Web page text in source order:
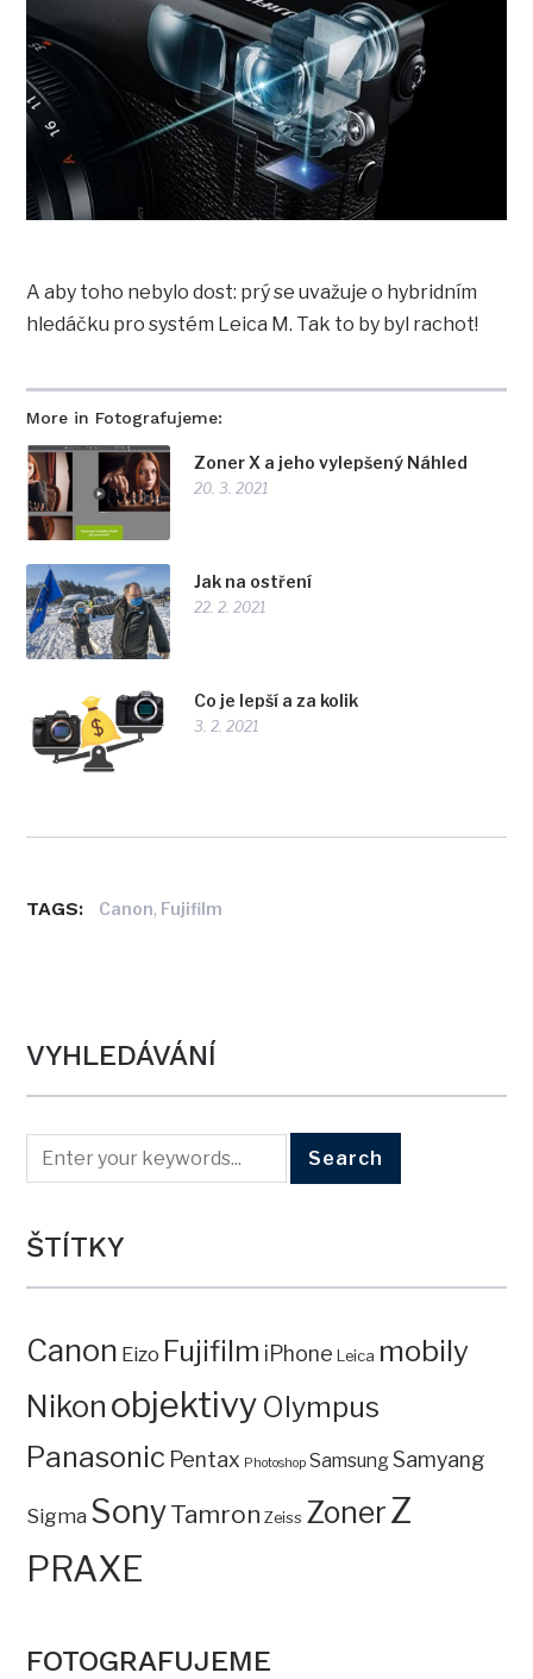
More in Fotografujeme:
Zoner X a jeho vylepšený Náhled
20. 3. 2021
Jak na ostření
22. 2. 2021
Co je lepší a za kolik
3. 2. 2021
A aby toho nebylo dost: prý se uvažuje o hybridním
hledáčku pro systém Leica M. Tak to by byl rachot!
TAGS: Canon, Fujifilm
VYHLEDÁVÁNÍ
ŠTÍTKY
Canon Eizo Fujifilm iPhone Leica mobily
Nikon objektivy Olympus
Panasonic Pentax Photoshop SamsungSamyang
Sigma SonyTamron Zeiss ZonerZ
PRAXE
FOTOGRAFUJEME